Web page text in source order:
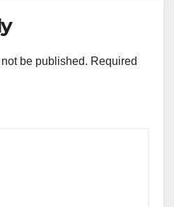
be published. Required